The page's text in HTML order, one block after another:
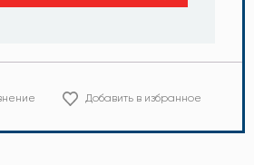
Добавить в избранное